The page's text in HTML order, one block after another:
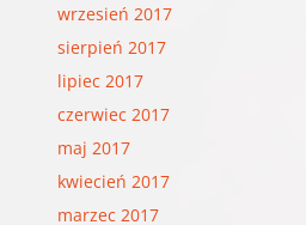
wrzesień 2017
sierpień 2017
lipiec 2017
czerwiec 2017
maj 2017
kwiecień 2017
marzec 2017